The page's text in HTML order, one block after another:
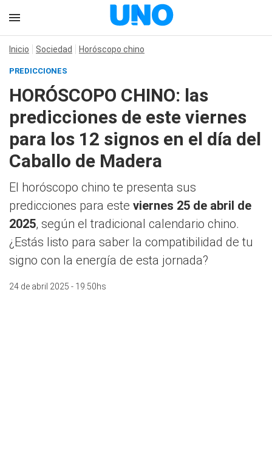
Inicio Sociedad Horóscopo chino
PREDICCIONES
HORÓSCOPO CHINO: las
predicciones de este viernes
para los 12 signos en el día del
Caballo de Madera
El horóscopo chino te presenta sus
predicciones para este viernes 25 de abril de
2025, según el tradicional calendario chino.
¿Estás listo para saber la compatibilidad de tu
signo con la energía de esta jornada?
24 de abril 2025 - 19:50hs